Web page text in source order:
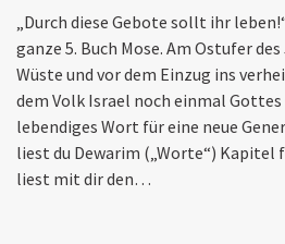
„Durch diese Gebote sollt ihr
ganze 5. Buch Mose. Am Ostufer
Wüste und vor dem Einzug ins
dem Volk Israel noch einmal Gottes
lebendiges Wort für eine neue
liest du Dewarim („Worte“) Kapitel
liest mit dir den…